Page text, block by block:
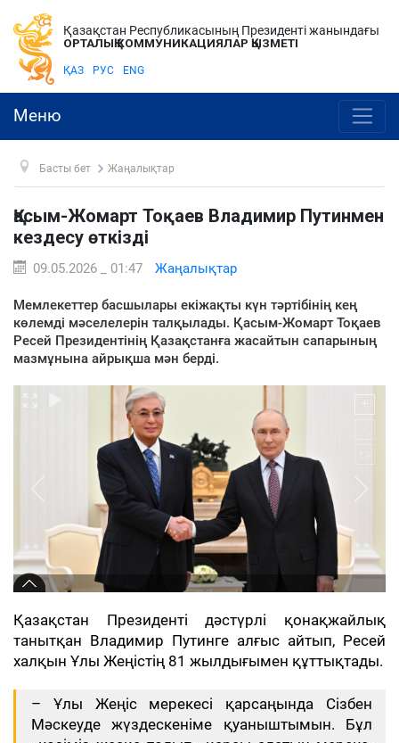
Қазақстан Республикасының Президенті жанындағы
ОРТАЛЫҚ КОММУНИКАЦИЯЛАР ҚЫЗМЕТІ
ҚАЗ РУС ENG
Меню
Басты бет Жаңалықтар
Қасым-Жомарт Тоқаев Владимир Путинмен
кездесу өткізді
09.05.2026 _ 01:47 Жаңалықтар
Мемлекеттер басшылары екіжақты күн тәртібінің кең
көлемді мәселелерін талқылады. Қасым-Жомарт Тоқаев
Ресей Президентінің Қазақстанға жасайтын сапарының
мазмұнына айрықша мән берді.
Қазақстан Президенті дәстүрлі қонақжайлық
танытқан Владимир Путинге алғыс айтып, Ресей
халқын Ұлы Жеңістің 81 жылдығымен құттықтады.
– Ұлы Жеңіс мерекесі қарсаңында Сізбен
Мәскеуде жүздескеніме қуаныштымын. Бұл